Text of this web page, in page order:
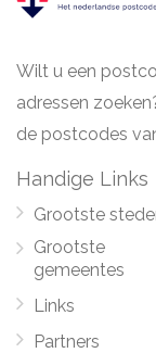
Wilt u een
adressen
de postcodes
Handige Links
Grootste
Grootste
gemeentes
Links
Partners